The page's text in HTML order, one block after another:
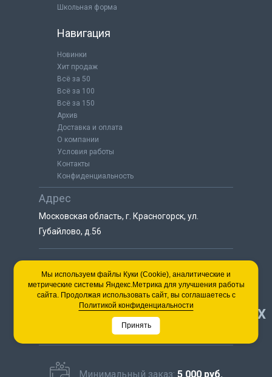
Школьная форма
Навигация
Новинки
Хит продаж
Всё за 50
Всё за 100
Всё за 150
Архив
Доставка и оплата
О компании
Условия работы
Контакты
Конфиденциальность
Адрес
Московская область, г. Красногорск, ул.
Губайлово, д.56
8 (925) 064-55-25
пн-сб с 9:00 до 18:00
8 (495) 563-03-35
пн-сб с 9:00 до 18:00
Минимальный заказ: 5 000 руб.
НАВЕРХ
Мы используем файлы Куки (Cookie), аналитические и
метрические системы Яндекс.Метрика для улучшения работы
сайта. Продолжая использовать сайт, вы соглашаетесь с
Политикой конфиденциальности
Принять